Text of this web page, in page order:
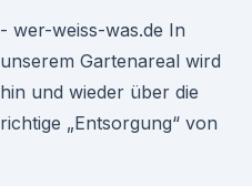
- wer-weiss-was.de In
unserem Gartenareal wird
hin und wieder über die
richtige „Entsorgung“ von